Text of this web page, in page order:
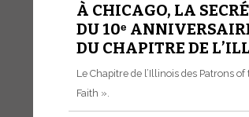
À CHICAGO, LA
DU 10ᵉ
DU CHAPITRE DE
Le Chapitre de l’Illinois des Patrons
Faith ».